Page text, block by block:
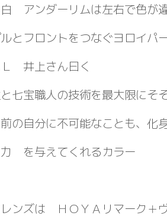
アンダーリムは左右で色が
とフロントをつなぐヨロイパ
Ｌ 井上さん曰く
と七宝職人の技術を最大限に
の自分に不可能なことも、化
を与えてくれるカラー
ンズは ＨＯＹＡリマーク＋